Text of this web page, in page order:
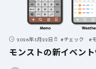
2026年3月22日 #チェック #
モンストの新イベン